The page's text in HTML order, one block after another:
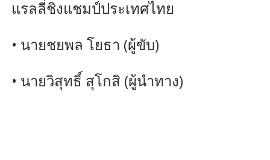
แรลลี่ชิงแชมป์ประเทศไทย
• นายชยพล โยธา (ผู้ขับ)
• นายวิสุทธิ์ สุโกสิ (ผู้นำทาง)